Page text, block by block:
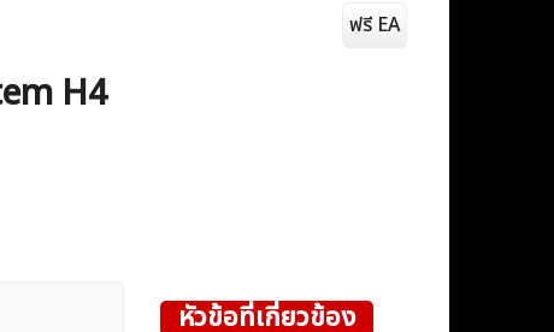
ฟรี EA
H4
หัวข้อที่เกี่ยวข้อง